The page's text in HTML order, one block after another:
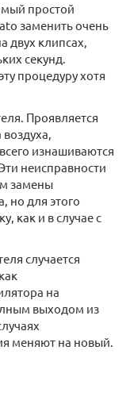
простой
заменить очень
двух клипсах,
секунд.
процедуру хотя
Проявляется
изнашиваются
неисправности
замены
но для этого
как и в случае с
случается
на
выходом из
меняют на новый.